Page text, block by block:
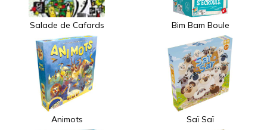
Salade de Cafards Bim Bam Boule
Animots Saï Saï